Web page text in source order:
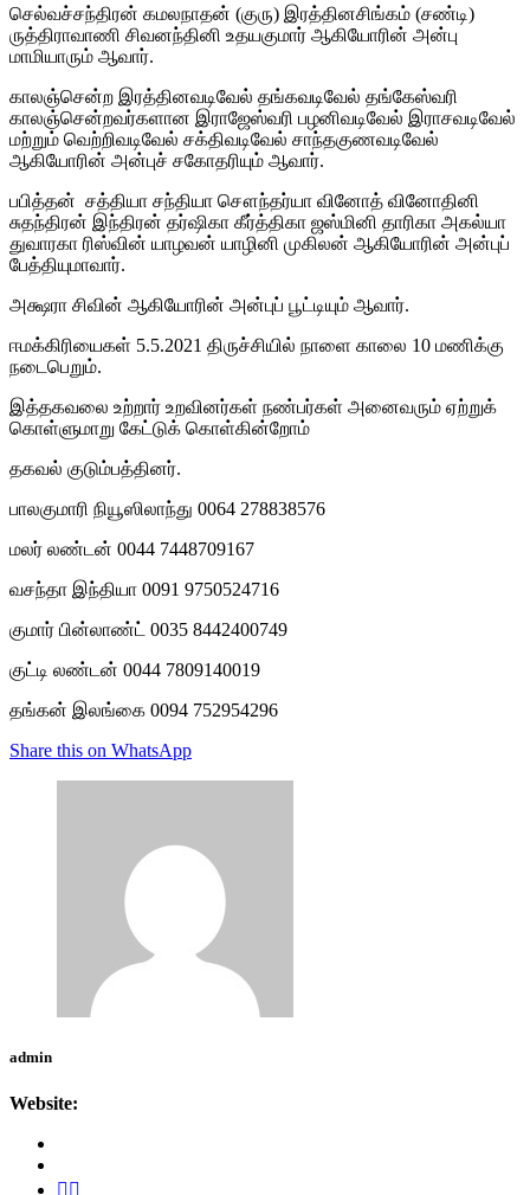
செல்வச்சந்திரன் கமலநாதன் (குரு) இரத்தினசிங்கம் (சண்டி)
ருத்திராவாணி சிவனந்தினி உதயகுமார் ஆகியோரின் அன்பு
மாமியாரும் ஆவார்.
காலஞ்சென்ற இரத்தினவடிவேல் தங்கவடிவேல் தங்கேஸ்வரி
காலஞ்சென்றவர்களான இராஜேஸ்வரி பழனிவடிவேல் இராசவடிவேல்
மற்றும் வெற்றிவடிவேல் சக்திவடிவேல் சாந்தகுணவடிவேல்
ஆகியோரின் அன்புச் சகோதரியும் ஆவார்.
பபித்தன் சத்தியா சந்தியா சௌந்தர்யா வினோத் வினோதினி
சுதந்திரன் இந்திரன் தர்ஷிகா கீர்த்திகா ஜஸ்மினி தாரிகா அகல்யா
துவாரகா ரிஸ்வின் யாழவன் யாழினி முகிலன் ஆகியோரின் அன்புப்
பேத்தியுமாவார்.
அக்ஷரா சிவின் ஆகியோரின் அன்புப் பூட்டியும் ஆவார்.
ஈமக்கிரியைகள் 5.5.2021 திருச்சியில் நாளை காலை 10 மணிக்கு
நடைபெறும்.
இத்தகவலை உற்றார் உறவினர்கள் நண்பர்கள் அனைவரும் ஏற்றுக்
கொள்ளுமாறு கேட்டுக் கொள்கின்றோம்
தகவல் குடும்பத்தினர்.
பாலகுமாரி நியூஸிலாந்து 0064 278838576
மலர் லண்டன் 0044 7448709167
வசந்தா இந்தியா 0091 9750524716
குமார் பின்லாண்ட் 0035 8442400749
குட்டி லண்டன் 0044 7809140019
தங்கன் இலங்கை 0094 752954296
Share this on WhatsApp
admin
Website: